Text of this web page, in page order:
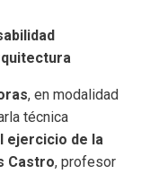
, en modalidad
técnica
ejercicio de la
Castro, profesor